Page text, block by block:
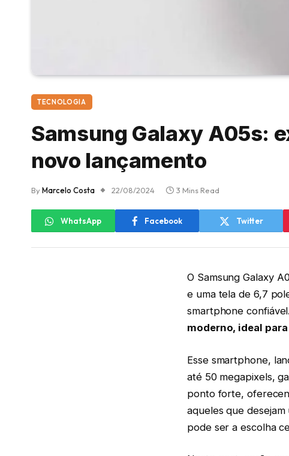
TECNOLOGIA
Samsung Galaxy A05s:
novo lançamento
ByMarcelo Costa 22/08/2024 3 Mins Read
WhatsApp Facebook Twitter
O Samsung Galaxy
e uma tela de 6,7
smartphone confiável.
moderno, ideal
Esse smartphone,
até 50 megapixels,
ponto forte,
aqueles que
pode ser a escolha